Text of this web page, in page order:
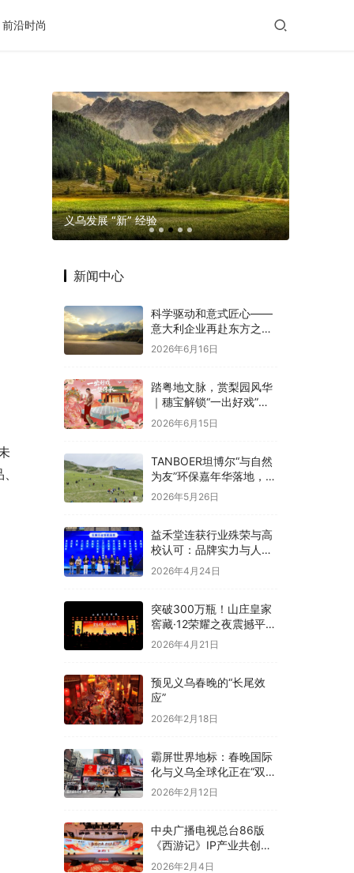
前沿时尚
义乌发展 “新” 经验
新闻中心
科学驱动和意式匠心——
意大利企业再赴东方之约
赋能意中大健康产业深度
2026年6月16日
踏粤地文脉，赏梨园风华
｜穗宝解锁“一出好戏”文
化溯源之旅
2026年6月15日
TANBOER坦博尔“与自然
为友”环保嘉年华落地，构
建四季户外可持续实践
2026年5月26日
益禾堂连获行业殊荣与高
校认可：品牌实力与人才
战略双线并进
2026年4月24日
突破300万瓶！山庄皇家
窖藏·12荣耀之夜震撼平
泉，冀酒超级大单品强势
2026年4月21日
预见义乌春晚的“长尾效
应”
2026年2月18日
霸屏世界地标：春晚国际
化与义乌全球化正在“双向
奔赴”！
2026年2月12日
中央广播电视总台86版
《西游记》IP产业共创大
会在京举办
2026年2月4日